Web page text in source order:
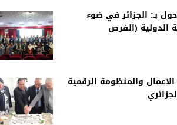
بـ: الجزائر في ضوء
الدولية (الفرص
والمنظومة الرقمية